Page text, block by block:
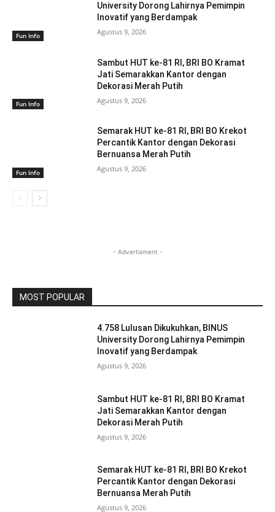
Fun Info
University Dorong Lahirnya Pemimpin
Inovatif yang Berdampak
Agustus 9, 2026
Fun Info
Sambut HUT ke-81 RI, BRI BO Kramat
Jati Semarakkan Kantor dengan
Dekorasi Merah Putih
Agustus 9, 2026
Fun Info
Semarak HUT ke-81 RI, BRI BO Krekot
Percantik Kantor dengan Dekorasi
Bernuansa Merah Putih
Agustus 9, 2026
- Advertisment -
MOST POPULAR
4.758 Lulusan Dikukuhkan, BINUS
University Dorong Lahirnya Pemimpin
Inovatif yang Berdampak
Agustus 9, 2026
Sambut HUT ke-81 RI, BRI BO Kramat
Jati Semarakkan Kantor dengan
Dekorasi Merah Putih
Agustus 9, 2026
Semarak HUT ke-81 RI, BRI BO Krekot
Percantik Kantor dengan Dekorasi
Bernuansa Merah Putih
Agustus 9, 2026